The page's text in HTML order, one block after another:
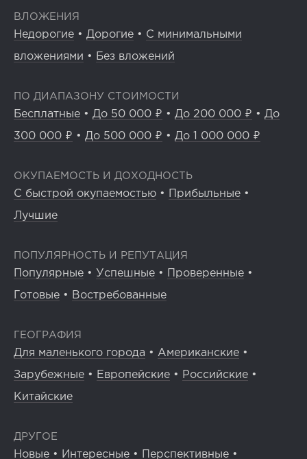
ВЛОЖЕНИЯ
Недорогие • Дорогие • С минимальными
вложениями • Без вложений
ПО ДИАПАЗОНУ СТОИМОСТИ
Бесплатные • До 50 000 ₽ • До 200 000 ₽ • До
300 000 ₽ • До 500 000 ₽ • До 1 000 000 ₽
ОКУПАЕМОСТЬ И ДОХОДНОСТЬ
С быстрой окупаемостью • Прибыльные •
Лучшие
ПОПУЛЯРНОСТЬ И РЕПУТАЦИЯ
Популярные • Успешные • Проверенные •
Готовые • Востребованные
ГЕОГРАФИЯ
Для маленького города • Американские •
Зарубежные • Европейские • Российские •
Китайские
ДРУГОЕ
Новые • Интересные • Перспективные •